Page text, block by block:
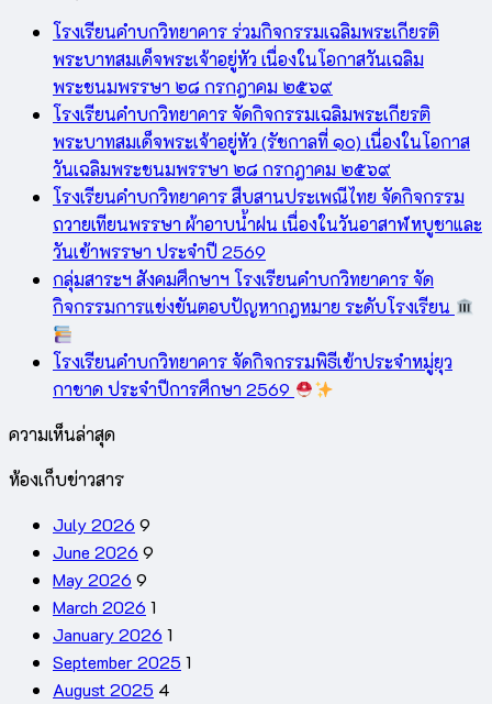
โรงเรียนคำบกวิทยาคาร ร่วมกิจกรรมเฉลิมพระเกียรติ
พระบาทสมเด็จพระเจ้าอยู่หัว เนื่องในโอกาสวันเฉลิม
พระชนมพรรษา ๒๘ กรกฎาคม ๒๕๖๙
โรงเรียนคำบกวิทยาคาร จัดกิจกรรมเฉลิมพระเกียรติ
พระบาทสมเด็จพระเจ้าอยู่หัว (รัชกาลที่ ๑๐) เนื่องในโอกาส
วันเฉลิมพระชนมพรรษา ๒๘ กรกฎาคม ๒๕๖๙
โรงเรียนคำบกวิทยาคาร สืบสานประเพณีไทย จัดกิจกรรม
ถวายเทียนพรรษา ผ้าอาบน้ำฝน เนื่องในวันอาสาฬหบูชาและ
วันเข้าพรรษา ประจำปี 2569
กลุ่มสาระฯ สังคมศึกษาฯ โรงเรียนคำบกวิทยาคาร จัด
กิจกรรมการแข่งขันตอบปัญหากฎหมาย ระดับโรงเรียน
โรงเรียนคำบกวิทยาคาร จัดกิจกรรมพิธีเข้าประจำหมู่ยุว
กาชาด ประจำปีการศึกษา 2569
ความเห็นล่าสุด
ห้องเก็บข่าวสาร
July 2026 9
June 2026 9
May 2026 9
March 2026 1
January 2026 1
September 2025 1
August 2025 4